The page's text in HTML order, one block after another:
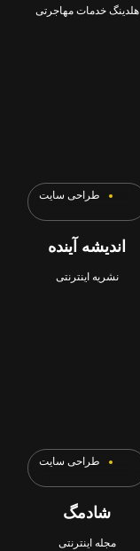
هلدینگ خدمات مهاجرتی
طراحی سایت
اندیشه آینده
نشریه اینترنتی
طراحی سایت
شادمگ
مجله اینترنتی